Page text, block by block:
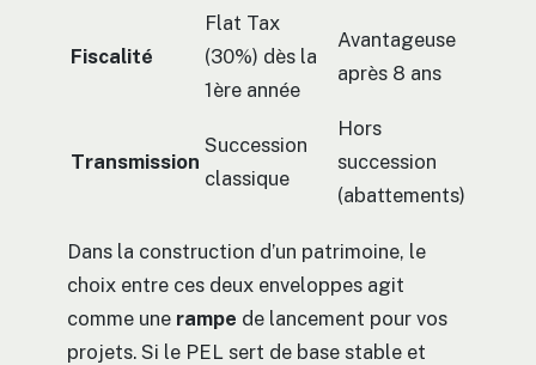
Fiscalité
Flat Tax
(30%) dès la
1ère année
Avantageuse
après 8 ans
Transmission
Succession
classique
Hors
succession
(abattements)
Dans la construction d’un patrimoine, le
choix entre ces deux enveloppes agit
comme une rampe de lancement pour vos
projets. Si le PEL sert de base stable et